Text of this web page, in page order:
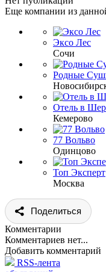
Еще компании из
Эксо Лес
Сочи
Родные
Отель в
Кемерово
77 Вольво
Одинцово
Топ Эксперт
Москва
Поделиться
Комментарии
Комментариев нет...
Добавить комментарий
RSS-лента